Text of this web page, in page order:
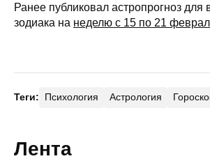
Ранее публиковал астропрогноз для
зодиака на неделю с 15 по 21
Теги: Психология Астрология
Лента